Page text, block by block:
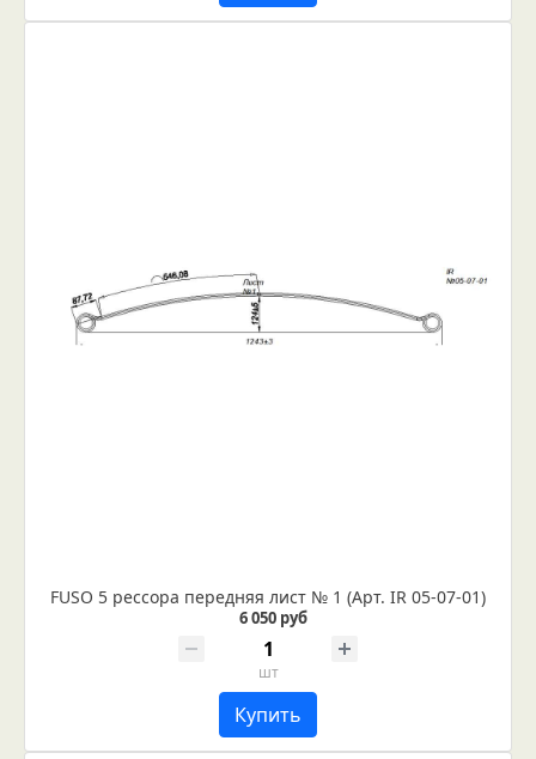
FUSO 5 рессора передняя лист № 1 (Арт. IR 05-07-01)
6 050 руб
шт
Купить